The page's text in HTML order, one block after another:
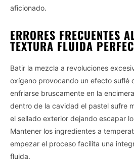
aficionado.
ERRORES FRECUENTES
TEXTURA FLUIDA
Batir la mezcla a revoluciones
oxígeno provocando un efecto suflé
enfriarse bruscamente en la
dentro de la cavidad el pastel sufre
el sellado exterior dejando escapar
Mantener los ingredientes a
empezar el proceso facilita una
fluida.